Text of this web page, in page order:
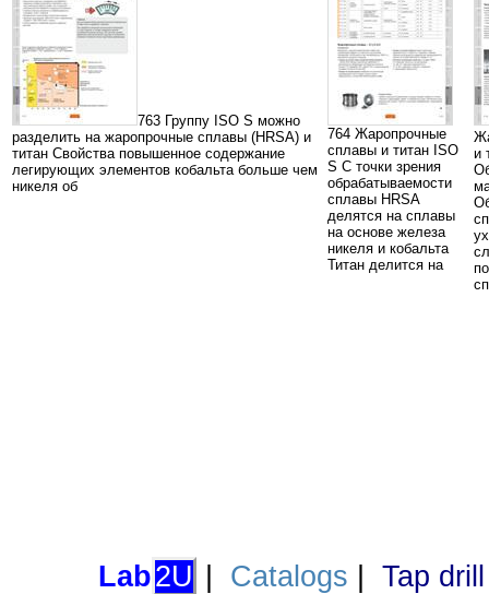
763 Группу ISO S можно
разделить на жаропрочные сплавы (HRSA) и
титан Свойства повышенное содержание
легирующих элементов кобальта больше чем
никеля об
764 Жаропрочные
сплавы и титан ISO
S С точки зрения
обрабатываемости
сплавы HRSA
делятся на сплавы
на основе железа
никеля и кобальта
Титан делится на
и
Lab2U Catalogs Tap